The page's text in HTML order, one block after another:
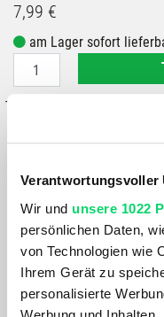
Verantwortungsvoller
Wir und unsere 1022
persönlichen Daten,
von Technologien wie
Ihrem Gerät zu
personalisierte
7,99 €
am Lager sofort
– oder –
Bergspezl
Bergspezl
Du hast eine
Wir rufen dich an